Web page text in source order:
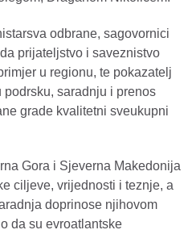
odbrane, sagovornici
prijateljstvo i saveznistvo
u regionu, te pokazatelj
podrsku, saradnju i prenos
grade kvalitetni sveukupni
Gora i Sjeverna Makedonija
ciljeve, vrijednosti i teznje, a
doprinose njihovom
da su evroatlantske